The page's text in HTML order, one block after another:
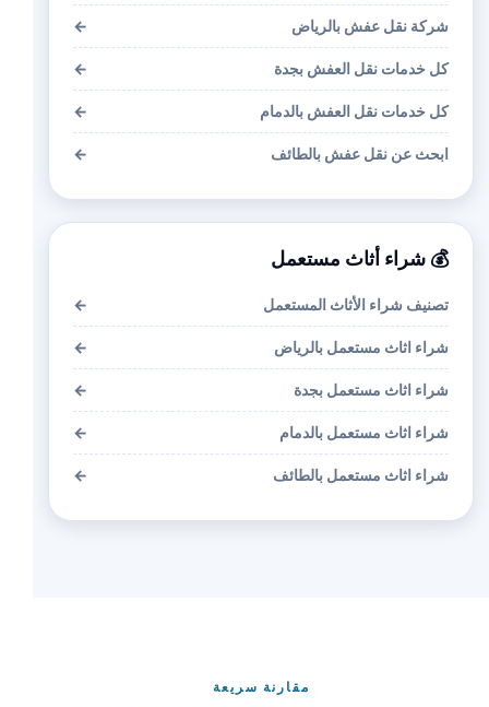
شركة نقل عفش بالرياض ←
كل خدمات نقل العفش بجدة ←
كل خدمات نقل العفش بالدمام ←
ابحث عن نقل عفش بالطائف ←
💰 شراء أثاث مستعمل
تصنيف شراء الأثاث المستعمل ←
شراء اثاث مستعمل بالرياض ←
شراء اثاث مستعمل بجدة ←
شراء اثاث مستعمل بالدمام ←
شراء اثاث مستعمل بالطائف ←
مقارنة سريعة